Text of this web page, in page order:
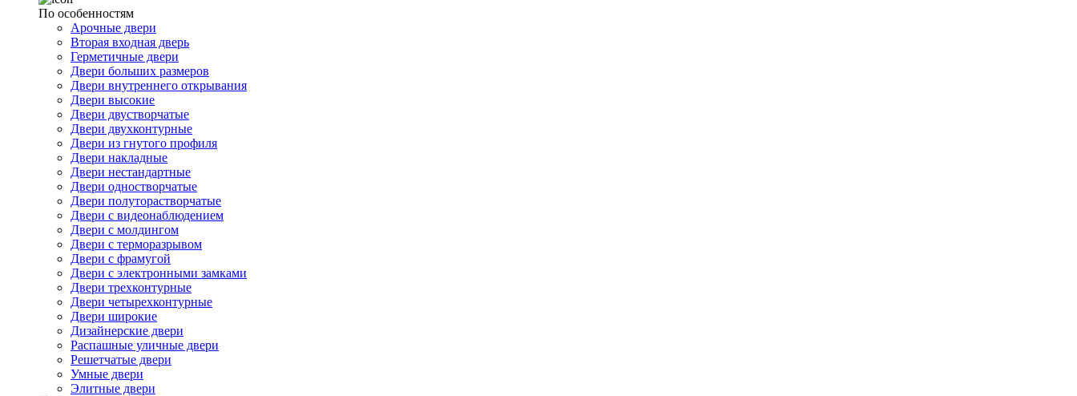
По особенностям
Арочные двери
Вторая входная дверь
Герметичные двери
Двери больших размеров
Двери внутреннего открывания
Двери высокие
Двери двустворчатые
Двери двухконтурные
Двери из гнутого профиля
Двери накладные
Двери нестандартные
Двери одностворчатые
Двери полуторастворчатые
Двери с видеонаблюдением
Двери с молдингом
Двери с терморазрывом
Двери с фрамугой
Двери с электронными замками
Двери трехконтурные
Двери четырехконтурные
Двери широкие
Дизайнерские двери
Распашные уличные двери
Решетчатые двери
Умные двери
Элитные двери